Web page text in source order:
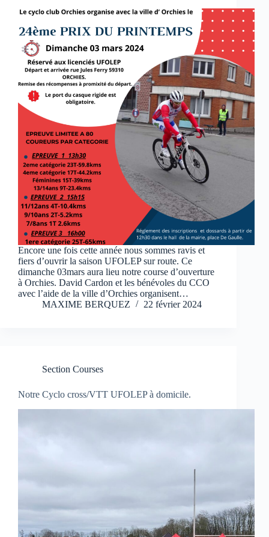
Encore une fois cette année nous sommes ravis et
fiers d’ouvrir la saison UFOLEP sur route. Ce
dimanche 03mars aura lieu notre course d’ouverture
à Orchies. David Cardon et les bénévoles du CCO
avec l’aide de la ville d’Orchies organisent…
MAXIME BERQUEZ
22 février 2024
Section Courses
Notre Cyclo cross/VTT UFOLEP à domicile.